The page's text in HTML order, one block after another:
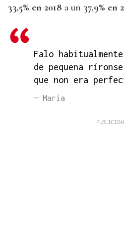
33,5% en 2018 a un 37,9% en
Falo
de pequena
que non era
— María